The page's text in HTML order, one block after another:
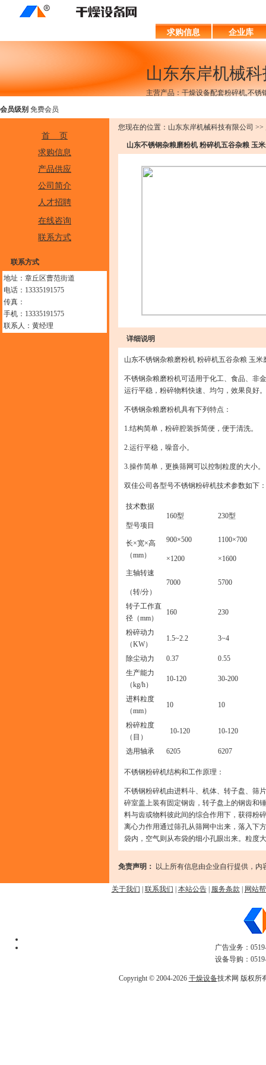
求购信息 企业库
山东东岸机械
主营产品：干燥设备配套粉碎机,不
会员级别 免费会员
首 页
求购信息
产品供应
公司简介
人才招聘
在线咨询
联系方式
联系方式
地址：章丘区曹范街道
电话：13335191575
传真：
手机：13335191575
联系人：黄经理
您现在的位置：山东东岸机械科技有限公司
山东不锈钢杂粮磨粉机 粉碎机五谷杂粮 玉
详细说明
山东不锈钢杂粮磨粉机 粉碎机五谷杂粮 玉米
不锈钢杂粮磨粉机可适用于化工、食品、非
运行平稳，粉碎物料快速、均匀，效果良好
不锈钢杂粮磨粉机具有下列特点：
1.结构简单，粉碎腔装拆简便，便于清洗。
2.运行平稳，噪音小。
3.操作简单，更换筛网可以控制粒度的大小。
双佳公司各型号不锈钢粉碎机技术参数如下：
技术数据
型号项目
160型 230型
长×宽×高
（mm）
900×500
×1200
1100×700
×1600
主轴转速
（转/分）
7000 5700
转子工作直
径（mm）
160 230
粉碎动力
（KW）
1.5~2.2 3~4
除尘动力 0.37
0.55
生产能力
（kg/h）
10-120 30-200
进料粒度
（mm）
10 10
粉碎粒度
（目）
10-120 10-120
选用轴承 6205 6207
不锈钢粉碎机结构和工作原理：
不锈钢粉碎机由进料斗、机体、转子盘、筛
碎室盖上装有固定钢齿，转子盘上的钢齿和
料与齿或物料彼此间的综合作用下，获得粉
离心力作用通过筛孔从筛网中出来，落入下
袋内，空气则从布袋的细小孔眼出来。粒度
免责声明： 以上所有信息由企业自行提供，
关于我们 联系我们 本站公告| 服务条款 网站
广告业务：
设备导购：
Copyright © 2004-2026 干燥设备技术网 版权所